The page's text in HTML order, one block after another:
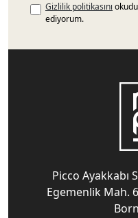
Gizlilik politikasını
ediyorum.
Picco Ayakkabı
Egemenlik Mah.